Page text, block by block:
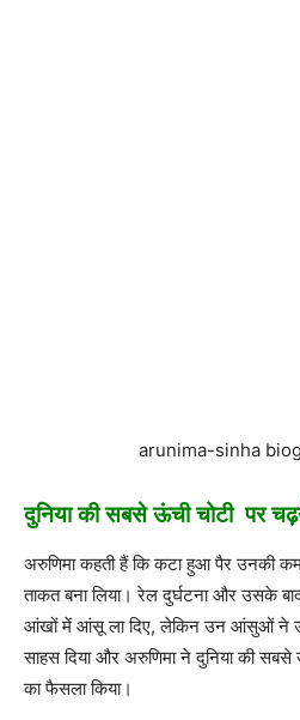
arunima-sinha
दुनिया की सबसे ऊंची चोटी पर
अरुणिमा कहती हैं कि कटा हुआ पैर उनकी
ताकत बना लिया। रेल दुर्घटना और उसके
आंखों में आंसू ला दिए, लेकिन उन आंसुओं ने
साहस दिया और अरुणिमा ने दुनिया की
का फैसला किया।